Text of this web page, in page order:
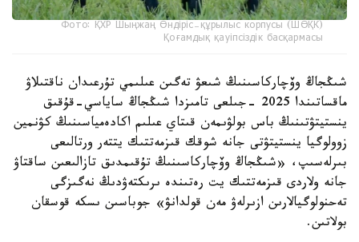
Фото: ҚХР Шыңжаң Өндіріс-құрылыс корпусы (ШӨҚК)
Қоғамдық қауіпсіздік басқармасы
شىڭجاڭ وۆچاركاسىنىڭ شىعۋ تەگىن عىلىمي تۇرعىدان ناقتىلاۋ
ماقساتىندا 2025 -جىلعى تامىزدا شىڭجاڭ ساياسي-قۇقىق
ينستيتۋتىنىڭ باس بولۋىمەن قىتاي عىلىم اكادەمياسىنىڭ كۋنمين
زوولوگيا ينستيتۋتى جانە شوقك قىزمەتتىك يتتەر ورتالىعى
بىرلەسىپ، «شىڭجاڭ وۆچاركاسىنىڭ تۇقىمدىق تازالىعىن ساقتاۋ
جانە ولاردى قىزمەتتىك يت رەتىندە ىرىكتەۋدىڭ نەگىزگى
تەحنولوگيالارىن ازىرلەۋ مەن قولدانۋ» جوباسىن ىسكە قوسقان
بولاتىن.